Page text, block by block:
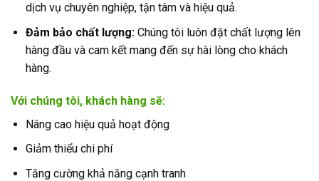
dịch vụ chuyên nghiệp, tận tâm và hiệu quả.
Đảm bảo chất lượng:Chúng tôi luôn đặt chất lượng lên
hàng đầu và cam kết mang đến sự hài lòng cho khách
hàng.
Với chúng tôi, khách hàng sẽ:
Nâng cao hiệu quả hoạt động
Giảm thiểu chi phí
Tăng cường khả năng cạnh tranh